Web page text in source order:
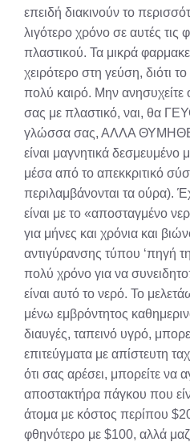
επειδή διακινούν το
λιγότερο χρόνο σε αυτές τις
πλαστικού. Τα μικρά
χειρότερο στη γεύση, διότι το
πολύ καιρό. Μην ανησυχείτε
σας με πλαστικό, ναι, θα
γλώσσα σας, ΑΛΛΑ
είναι μαγνητικά δεσμευμένο
μέσα από το απεκκριτικό
περιλαμβάνονται τα ούρα).
είναι με το «αποσταγμένο
για μήνες και χρόνια και
αντιγύρανσης τύπου ‘πηγή
πολύ χρόνο για να
είναι αυτό το νερό. Το
μένω εμβρόντητος
διαυγές, ταπεινό υγρό,
επιτεύγματα με απίστευτη
ότι σας αρέσει, μπορείτε να
αποστακτήρα πάγκου που
άτομα με κόστος περίπου
φθηνότερο με $100, αλλά